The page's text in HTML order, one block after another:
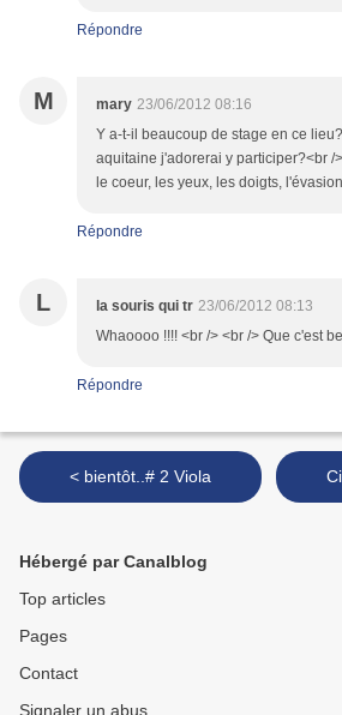
Répondre
M mary 23/06/2012 08:16
Y a-t-il beaucoup de stage en ce
aquitaine j'adorerai y participer?<br /
le coeur, les yeux, les doigts,
Répondre
L la souris qui tr 23/06/2012 08:13
Whaoooo !!!! <br /> <br /> Que c'est
Répondre
< bientôt..# 2 Viola
Hébergé par Canalblog
Top articles
Pages
Contact
Signaler un abus